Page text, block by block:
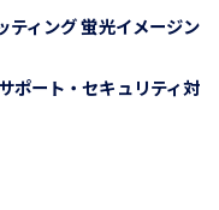
ティング 蛍光イメージン
ポート・セキュリティ対